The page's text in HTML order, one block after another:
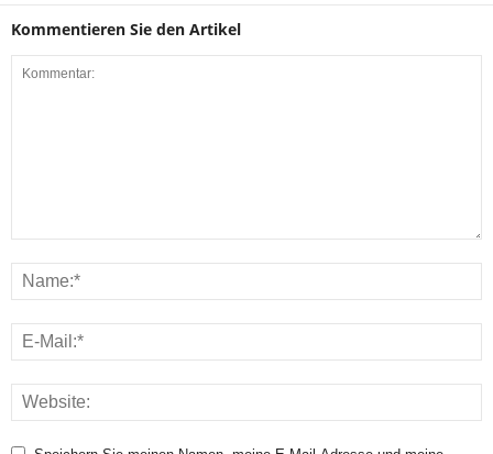
Kommentieren Sie den Artikel